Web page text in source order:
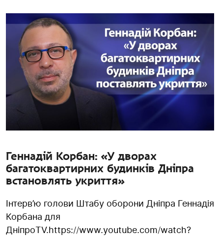
Геннадій Корбан: «У дворах
багатоквартирних будинків Дніпра
встановлять укриття»
Інтерв’ю голови Штабу оборони Дніпра Геннадія
Корбана для
ДніпроTV.https://www.youtube.com/watch?